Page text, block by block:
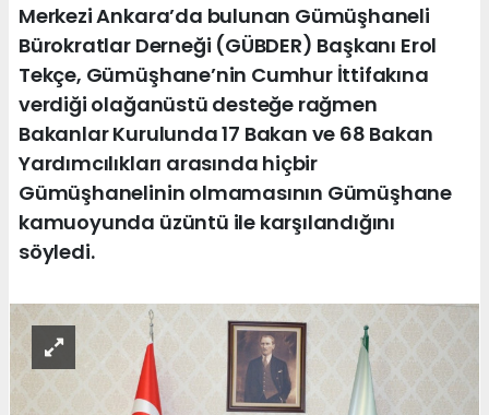
Merkezi Ankara’da bulunan Gümüşhaneli
Bürokratlar Derneği (GÜBDER) Başkanı Erol
Tekçe, Gümüşhane’nin Cumhur İttifakına
verdiği olağanüstü desteğe rağmen
Bakanlar Kurulunda 17 Bakan ve 68 Bakan
Yardımcılıkları arasında hiçbir
Gümüşhanelinin olmamasının Gümüşhane
kamuoyunda üzüntü ile karşılandığını
söyledi.